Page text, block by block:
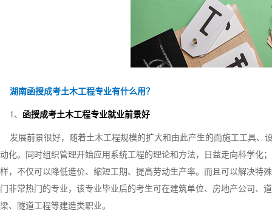
湖南函授成考土木工程专业有什么用？
1、 函授成考土木工程专业就业前景好
发展前景很好，随着土木工程规模的扩大和由此产生的而施工工具、
动化。同时组织管理开始应用系统工程的理论和方法，日益走向科学化
样，不仅可以降低造价、缩短工期、提高劳动生产率。而且可以解决特
门非常热门的专业，该专业毕业后的考生可在建筑单位、房地产公司、
梁、隧道工程等建造类职业。